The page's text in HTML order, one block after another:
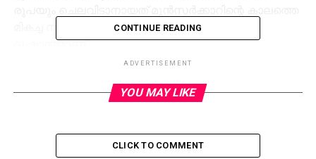
മികച്ച സാമ്പത്തിക നിര്‍വഹണത്തിന്റെ മികച്ച
ദൃഷ്ടാന്തമാണ്.
ചെലവിട്ടാലും 60 ശതമാനം കടക്കില്ലെന്ന് ഉറപ്പായ
തദ്ദേശസ്ഥാപനങ്ങളും സ്വീകരിക്കുന്ന അലംഭാവം
CONTINUE READING
ADVERTISEMENT
YOU MAY LIKE
CLICK TO COMMENT